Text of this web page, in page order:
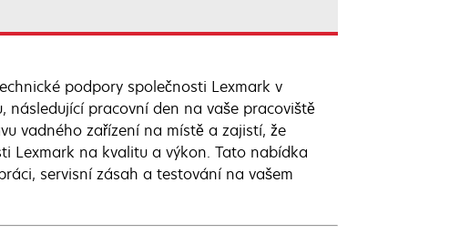
podpory společnosti Lexmark v
následující pracovní den na vaše pracoviště
vadného zařízení na místě a zajistí, že
Lexmark na kvalitu a výkon. Tato nabídka
servisní zásah a testování na vašem